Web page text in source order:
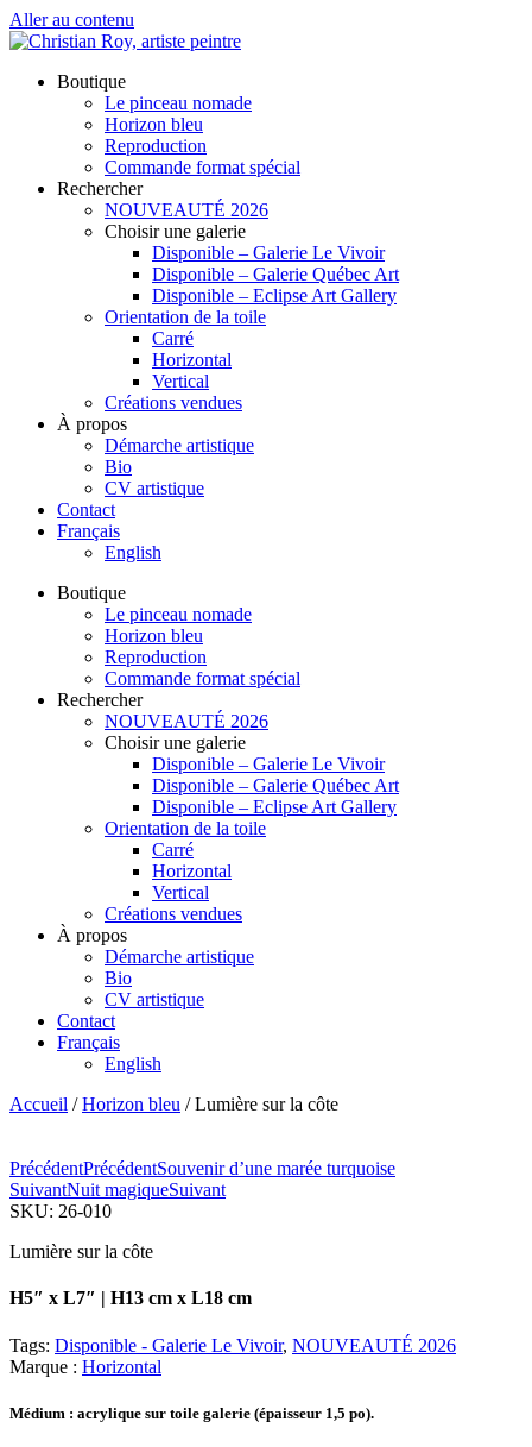
Aller au contenu
Boutique
Le pinceau nomade
Horizon bleu
Reproduction
Commande format spécial
Rechercher
NOUVEAUTÉ 2026
Choisir une galerie
Disponible – Galerie Le Vivoir
Disponible – Galerie Québec Art
Disponible – Eclipse Art Gallery
Orientation de la toile
Carré
Horizontal
Vertical
Créations vendues
À propos
Démarche artistique
Bio
CV artistique
Contact
Français
English
Boutique
Le pinceau nomade
Horizon bleu
Reproduction
Commande format spécial
Rechercher
NOUVEAUTÉ 2026
Choisir une galerie
Disponible – Galerie Le Vivoir
Disponible – Galerie Québec Art
Disponible – Eclipse Art Gallery
Orientation de la toile
Carré
Horizontal
Vertical
Créations vendues
À propos
Démarche artistique
Bio
CV artistique
Contact
Français
English
Accueil /Horizon bleu / Lumière sur la côte
NOUVEAUTÉ 2026
PrécédentPrécédentSouvenir d’une marée turquoise
SuivantNuit magiqueSuivant
SKU: 26-010
Lumière sur la côte
H5″ x L7″ | H13 cm x L18 cm
Tags: Disponible - Galerie Le Vivoir, NOUVEAUTÉ 2026
Marque : Horizontal
Médium : acrylique sur toile galerie (épaisseur 1,5 po).